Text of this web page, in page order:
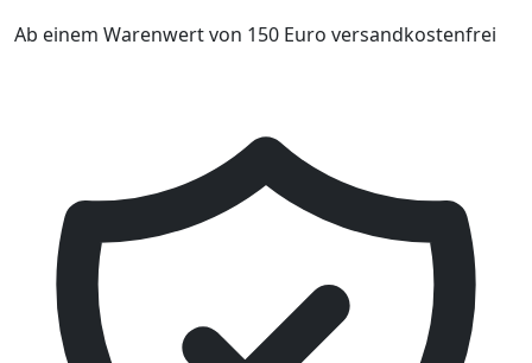
Ab einem Warenwert von 150 Euro versandkostenfrei